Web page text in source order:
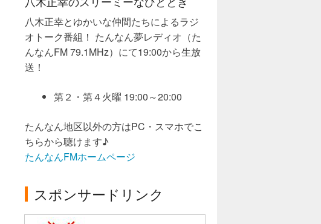
八木正幸とゆかいな仲間たちによるラジ
オトーク番組！ たんなん夢レディオ（た
んなんFM 79.1MHz）にて19:00から生放
送！
第２・第４火曜 19:00～20:00
たんなん地区以外の方はPC・スマホでこ
ちらから聴けます♪
たんなんFMホームページ
スポンサードリンク